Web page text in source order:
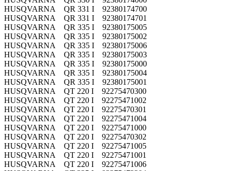
HUSQVARNA QR 331 I 92380174700
HUSQVARNA QR 331 I 92380174701
HUSQVARNA QR 335 I 92380175005
HUSQVARNA QR 335 I 92380175002
HUSQVARNA QR 335 I 92380175006
HUSQVARNA QR 335 I 92380175003
HUSQVARNA QR 335 I 92380175000
HUSQVARNA QR 335 I 92380175004
HUSQVARNA QR 335 I 92380175001
HUSQVARNA QT 220 I 92275470300
HUSQVARNA QT 220 I 92275471002
HUSQVARNA QT 220 I 92275470301
HUSQVARNA QT 220 I 92275471004
HUSQVARNA QT 220 I 92275471000
HUSQVARNA QT 220 I 92275470302
HUSQVARNA QT 220 I 92275471005
HUSQVARNA QT 220 I 92275471001
HUSQVARNA QT 220 I 92275471006